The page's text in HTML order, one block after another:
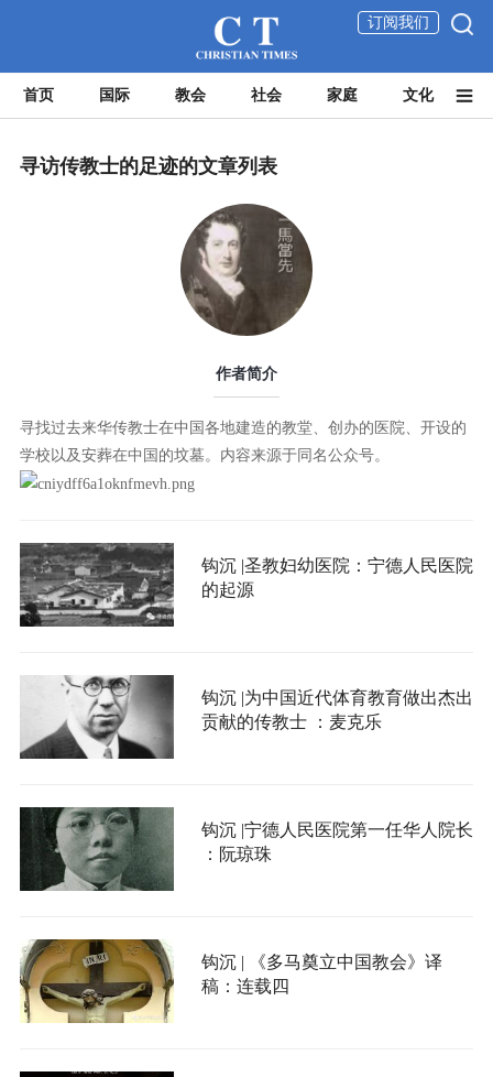
订阅我们
首页 国际 教会 社会 家庭 文化
寻访传教士的足迹的文章列表
作者简介
寻找过去来华传教士在中国各地建造的教堂、创办的医院、开设的
学校以及安葬在中国的坟墓。内容来源于同名公众号。
钩沉 |圣教妇幼医院：宁德人民医院
的起源
钩沉 |为中国近代体育教育做出杰出
贡献的传教士 ：麦克乐
钩沉 |宁德人民医院第一任华人院长
：阮琼珠
钩沉 | 《多马奠立中国教会》译
稿：连载四